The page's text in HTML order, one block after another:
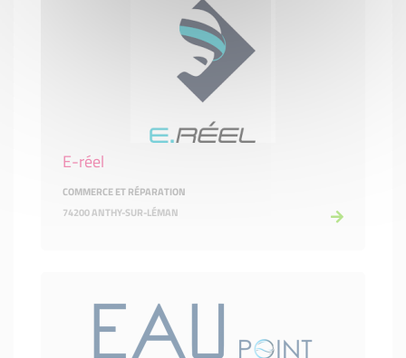
E-réel
COMMERCE ET RÉPARATION
74200 ANTHY-SUR-LÉMAN